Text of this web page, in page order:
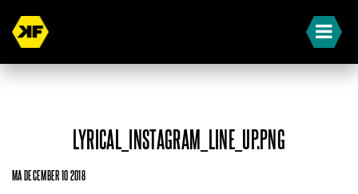
LYRICAL_INSTAGRAM_LINE_UP.PNG
MA DECEMBER 10 2018